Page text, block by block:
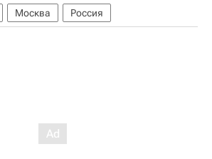
Москва Россия